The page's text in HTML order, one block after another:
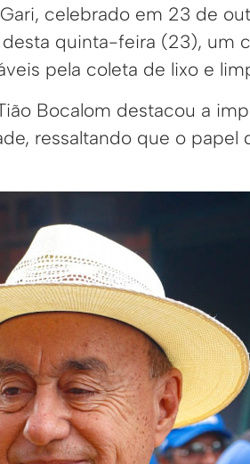
celebrado em 23 de
quinta-feira (23), um
pela coleta de lixo e
Bocalom destacou a
ressaltando que o papel